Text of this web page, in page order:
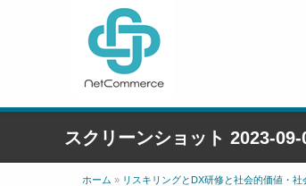
スクリーンショット 2023-
ホーム » リスキリングとDX研修と社会的価値・